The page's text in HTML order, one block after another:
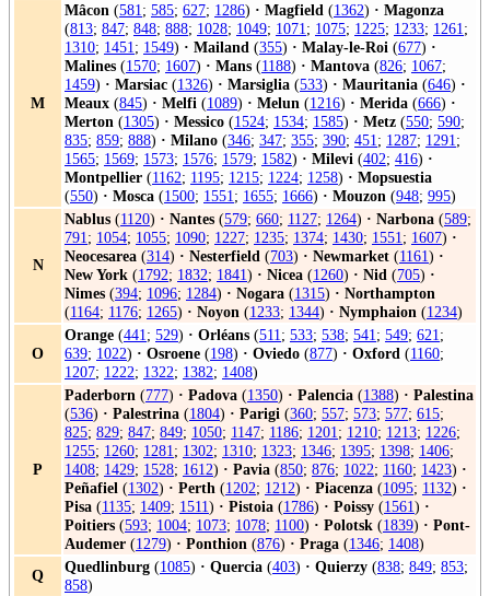
M
Mâcon (581; 585; 627; 1286) · Magfield (1362) · Magonza
(813; 847; 848; 888; 1028; 1049; 1071; 1075; 1225; 1233; 1261;
1310; 1451; 1549) · Mailand (355) · Malay-le-Roi (677) ·
Malines (1570; 1607) · Mans (1188) · Mantova (826; 1067;
1459) · Marsiac (1326) · Marsiglia (533) · Mauritania (646) ·
Meaux (845) · Melfi (1089) · Melun (1216) · Merida (666) ·
Merton (1305) · Messico (1524; 1534; 1585) · Metz (550; 590;
835; 859; 888) · Milano (346; 347; 355; 390; 451; 1287; 1291;
1565; 1569; 1573; 1576; 1579; 1582) · Milevi (402; 416) ·
Montpellier (1162; 1195; 1215; 1224; 1258) · Mopsuestia
(550) · Mosca (1500; 1551; 1655; 1666) · Mouzon (948; 995)
N
Nablus (1120) · Nantes (579; 660; 1127; 1264) · Narbona (589;
791; 1054; 1055; 1090; 1227; 1235; 1374; 1430; 1551; 1607) ·
Neocesarea (314) · Nesterfield (703) · Newmarket (1161) ·
New York (1792; 1832; 1841) · Nicea (1260) · Nid (705) ·
Nimes (394; 1096; 1284) · Nogara (1315) · Northampton
(1164; 1176; 1265) · Noyon (1233; 1344) · Nymphaion (1234)
O
Orange (441; 529) · Orléans (511; 533; 538; 541; 549; 621;
639; 1022) · Osroene (198) · Oviedo (877) · Oxford (1160;
1207; 1222; 1322; 1382; 1408)
P
Paderborn (777) · Padova (1350) · Palencia (1388) · Palestina
(536) · Palestrina (1804) · Parigi (360; 557; 573; 577; 615;
825; 829; 847; 849; 1050; 1147; 1186; 1201; 1210; 1213; 1226;
1255; 1260; 1281; 1302; 1310; 1323; 1346; 1395; 1398; 1406;
1408; 1429; 1528; 1612) · Pavia (850; 876; 1022; 1160; 1423) ·
Peñafiel (1302) · Perth (1202; 1212) · Piacenza (1095; 1132) ·
Pisa (1135; 1409; 1511) · Pistoia (1786) · Poissy (1561) ·
Poitiers (593; 1004; 1073; 1078; 1100) · Polotsk (1839) · Pont-
Audemer (1279) · Ponthion (876) · Praga (1346; 1408)
Q
Quedlinburg (1085) · Quercia (403) · Quierzy (838; 849; 853;
858)